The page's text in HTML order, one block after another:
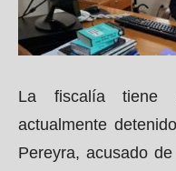
La fiscalía tiene
actualmente
Pereyra, acusado